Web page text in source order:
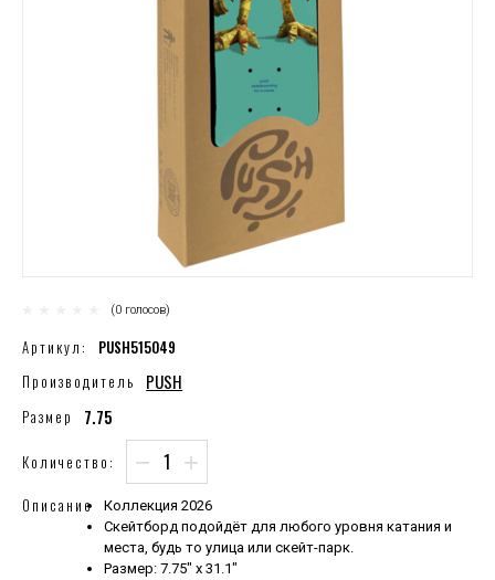
(0 голосов)
Артикул:
PUSH515049
Производитель
PUSH
Размер 7.75
Количество: − +
Описание
Коллекция 2026
Скейтборд подойдёт для любого уровня катания и
места, будь то улица или скейт-парк.
Размер: 7.75" х 31.1"